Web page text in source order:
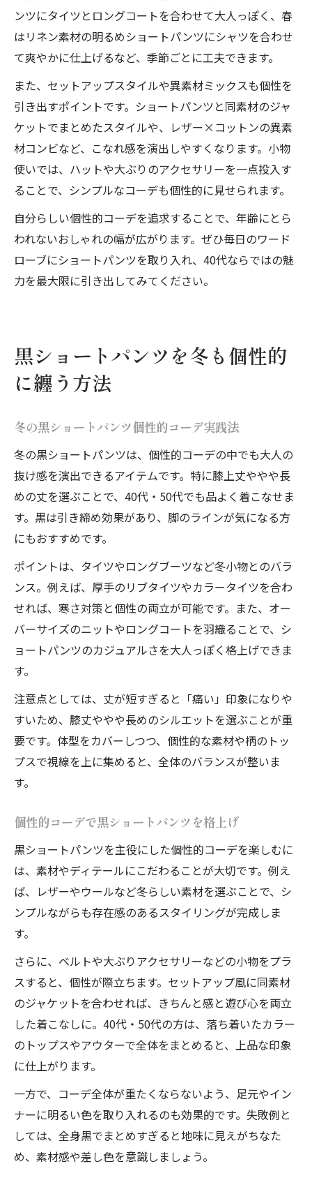
ンツにタイツとロングコートを合わせて大人っぽく、春
はリネン素材の明るめショートパンツにシャツを合わせ
て爽やかに仕上げるなど、季節ごとに工夫できます。
また、セットアップスタイルや異素材ミックスも個性を
引き出すポイントです。ショートパンツと同素材のジャ
ケットでまとめたスタイルや、レザー×コットンの異素
材コンビなど、こなれ感を演出しやすくなります。小物
使いでは、ハットや大ぶりのアクセサリーを一点投入す
ることで、シンプルなコーデも個性的に見せられます。
自分らしい個性的コーデを追求することで、年齢にとら
われないおしゃれの幅が広がります。ぜひ毎日のワード
ローブにショートパンツを取り入れ、40代ならではの魅
力を最大限に引き出してみてください。
黒ショートパンツを冬も個性的
に纏う方法
冬の黒ショートパンツ個性的コーデ実践法
冬の黒ショートパンツは、個性的コーデの中でも大人の
抜け感を演出できるアイテムです。特に膝上丈ややや長
めの丈を選ぶことで、40代・50代でも品よく着こなせま
す。黒は引き締め効果があり、脚のラインが気になる方
にもおすすめです。
ポイントは、タイツやロングブーツなど冬小物とのバラ
ンス。例えば、厚手のリブタイツやカラータイツを合わ
せれば、寒さ対策と個性の両立が可能です。また、オー
バーサイズのニットやロングコートを羽織ることで、シ
ョートパンツのカジュアルさを大人っぽく格上げできま
す。
注意点としては、丈が短すぎると「痛い」印象になりや
すいため、膝丈ややや長めのシルエットを選ぶことが重
要です。体型をカバーしつつ、個性的な素材や柄のトッ
プスで視線を上に集めると、全体のバランスが整いま
す。
個性的コーデで黒ショートパンツを格上げ
黒ショートパンツを主役にした個性的コーデを楽しむに
は、素材やディテールにこだわることが大切です。例え
ば、レザーやウールなど冬らしい素材を選ぶことで、シ
ンプルながらも存在感のあるスタイリングが完成しま
す。
さらに、ベルトや大ぶりアクセサリーなどの小物をプラ
スすると、個性が際立ちます。セットアップ風に同素材
のジャケットを合わせれば、きちんと感と遊び心を両立
した着こなしに。40代・50代の方は、落ち着いたカラー
のトップスやアウターで全体をまとめると、上品な印象
に仕上がります。
一方で、コーデ全体が重たくならないよう、足元やイン
ナーに明るい色を取り入れるのも効果的です。失敗例と
しては、全身黒でまとめすぎると地味に見えがちなた
め、素材感や差し色を意識しましょう。